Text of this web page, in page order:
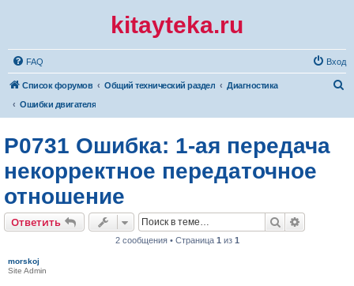
kitayteka.ru
FAQ Вход
Список форумов Общий технический раздел
Диагностика
Ошибки двигателя
P0731 Ошибка: 1-ая передача
некорректное передаточное
отношение
Ответить Поиск
2 сообщения • Страница 1 из 1
morskoj
Site Admin